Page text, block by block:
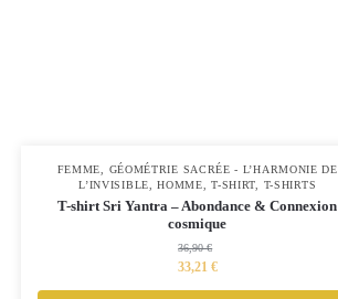
FEMME
GÉOMÉTRIE SACRÉE - L’HARMONIE DE
L’INVISIBLE ,HOMME ,T-SHIRT T-SHIRTS
T-shirt Sri Yantra – Abondance & Connexion
cosmique
36,90€
33,21 €